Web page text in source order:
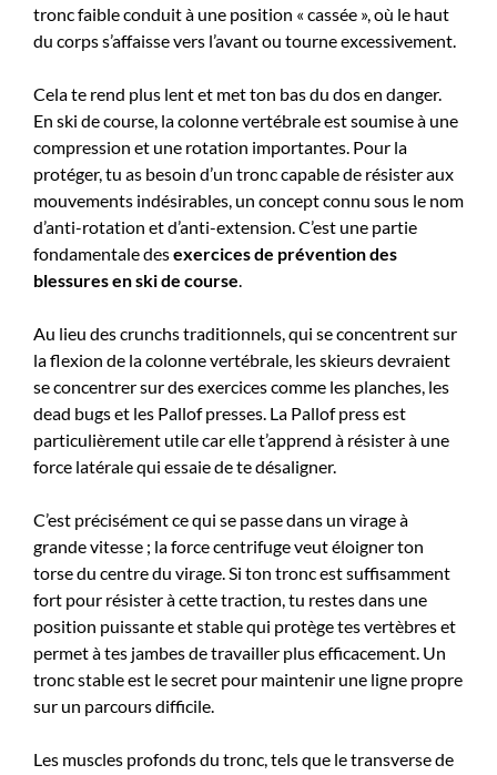
tronc faible conduit à une position « cassée », où le haut
du corps s’affaisse vers l’avant ou tourne excessivement.
Cela te rend plus lent et met ton bas du dos en danger.
En ski de course, la colonne vertébrale est soumise à une
compression et une rotation importantes. Pour la
protéger, tu as besoin d’un tronc capable de résister aux
mouvements indésirables, un concept connu sous le nom
d’anti-rotation et d’anti-extension. C’est une partie
fondamentale desexercices de prévention des
blessures en ski de course.
Au lieu des crunchs traditionnels, qui se concentrent sur
la flexion de la colonne vertébrale, les skieurs devraient
se concentrer sur des exercices comme les planches, les
dead bugs et les Pallof presses. La Pallof press est
particulièrement utile car elle t’apprend à résister à une
force latérale qui essaie de te désaligner.
C’est précisément ce qui se passe dans un virage à
grande vitesse ; la force centrifuge veut éloigner ton
torse du centre du virage. Si ton tronc est suffisamment
fort pour résister à cette traction, tu restes dans une
position puissante et stable qui protège tes vertèbres et
permet à tes jambes de travailler plus efficacement. Un
tronc stable est le secret pour maintenir une ligne propre
sur un parcours difficile.
Les muscles profonds du tronc, tels que le transverse de